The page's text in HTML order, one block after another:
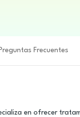
Frecuentes
en ofrecer